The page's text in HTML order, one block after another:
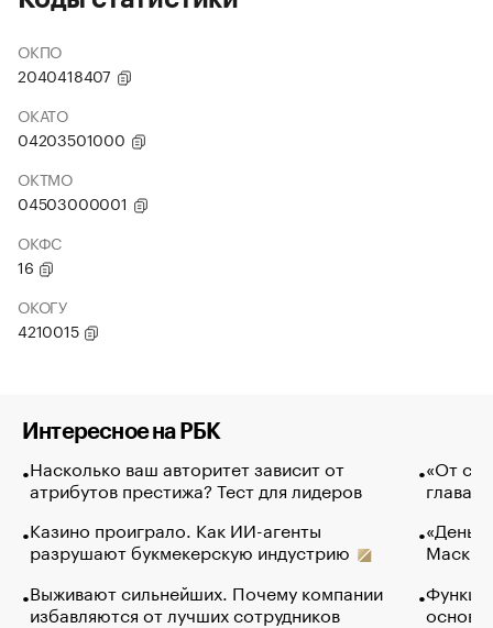
ОКПО
2040418407
ОКАТО
04203501000
ОКТМО
04503000001
ОКФС
16
ОКОГУ
4210015
Интересное на РБК
Насколько ваш авторитет зависит от
атрибутов престижа? Тест для лидеров
Казино проиграло. Как ИИ-агенты
разрушают букмекерскую индустрию
Выживают сильнейших. Почему компании
избавляются от лучших сотрудников
«От
глава
Маск в
основ